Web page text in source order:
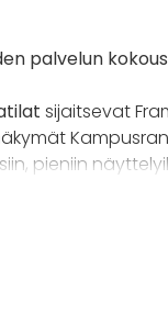
palvelun
sijaitsevat
pieniin
sekä 5